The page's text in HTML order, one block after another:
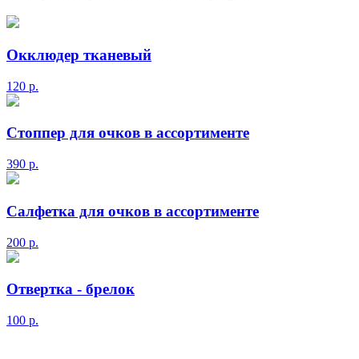
Окклюдер тканевый
120 р.
Стоппер для очков в ассортименте
390 р.
Салфетка для очков в ассортименте
200 р.
Отвертка - брелок
100 р.